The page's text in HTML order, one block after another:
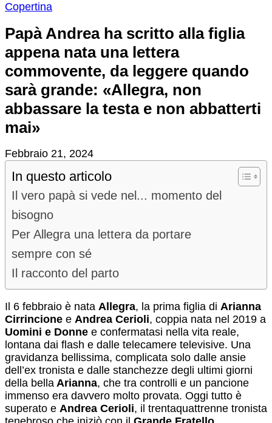
Copertina
Papà Andrea ha scritto alla figlia
appena nata una lettera
commovente, da leggere quando
sarà grande: «Allegra, non
abbassare la testa e non abbatterti
mai»
Febbraio 21, 2024
In questo articolo
Il vero papà si vede nel... momento del
bisogno
Per Allegra una lettera da portare
sempre con sé
Il racconto del parto
Il 6 febbraio è nata Allegra, la prima figlia di Arianna
Cirrincione e Andrea Cerioli, coppia nata nel 2019 a
Uomini e Donne e confermatasi nella vita reale,
lontana dai flash e dalle telecamere televisive. Una
gravidanza bellissima, complicata solo dalle ansie
dell’ex tronista e dalle stanchezze degli ultimi giorni
della bella Arianna, che tra controlli e un pancione
immenso era davvero molto provata. Oggi tutto è
superato e Andrea Cerioli, il trentaquattrenne tronista